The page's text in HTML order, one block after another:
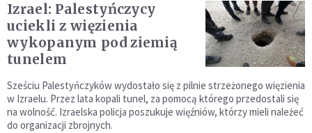
Izrael: Palestyńczycy
uciekli z więzienia
wykopanym pod ziemią
tunelem
Sześciu Palestyńczyków wydostało się z pilnie strzeżonego więzienia
w Izraelu. Przez lata kopali tunel, za pomocą którego przedostali się
na wolność. Izraelska policja poszukuje więźniów, którzy mieli należeć
do organizacji zbrojnych.